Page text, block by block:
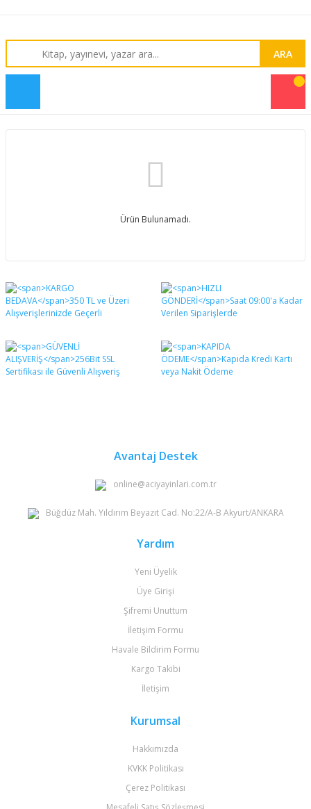
ARA
Ürün Bulunamadı.
Avantaj Destek
online@aciyayinlari.com.tr
Büğdüz Mah. Yıldırım Beyazıt Cad. No:22/A-B Akyurt/ANKARA
Yardım
Yeni Üyelik
Üye Girişi
Şifremi Unuttum
İletişim Formu
Havale Bildirim Formu
Kargo Takibi
İletişim
Kurumsal
Hakkımızda
KVKK Politikası
Çerez Politikası